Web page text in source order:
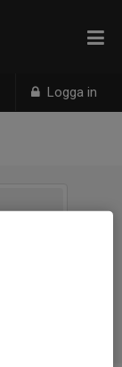
Logga in